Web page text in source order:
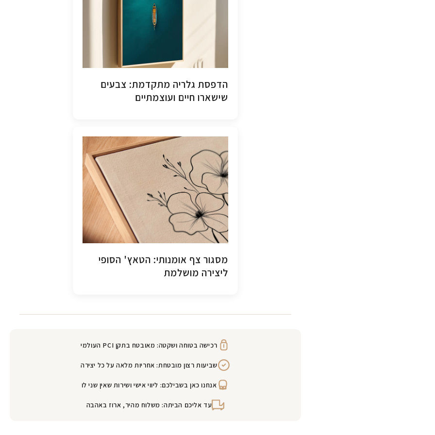
הדפסת גלריה מתקדמת: צבעים
שישארו חיים ועוצמתיים
מסגור צף אומנותי: הטאץ' הסופי
ליצירה מושלמת
רכישה בטוחה ושקטה: מאובטח בתקן PCI העולמי
שביעות רצון מובטחת: אחריות מלאה על כל יצירה
אנחנו כאן בשבילכם: ליווי אישי ושירות שאין שני לו
עד אליכם הביתה: משלוח מהיר, ארוז באהבה